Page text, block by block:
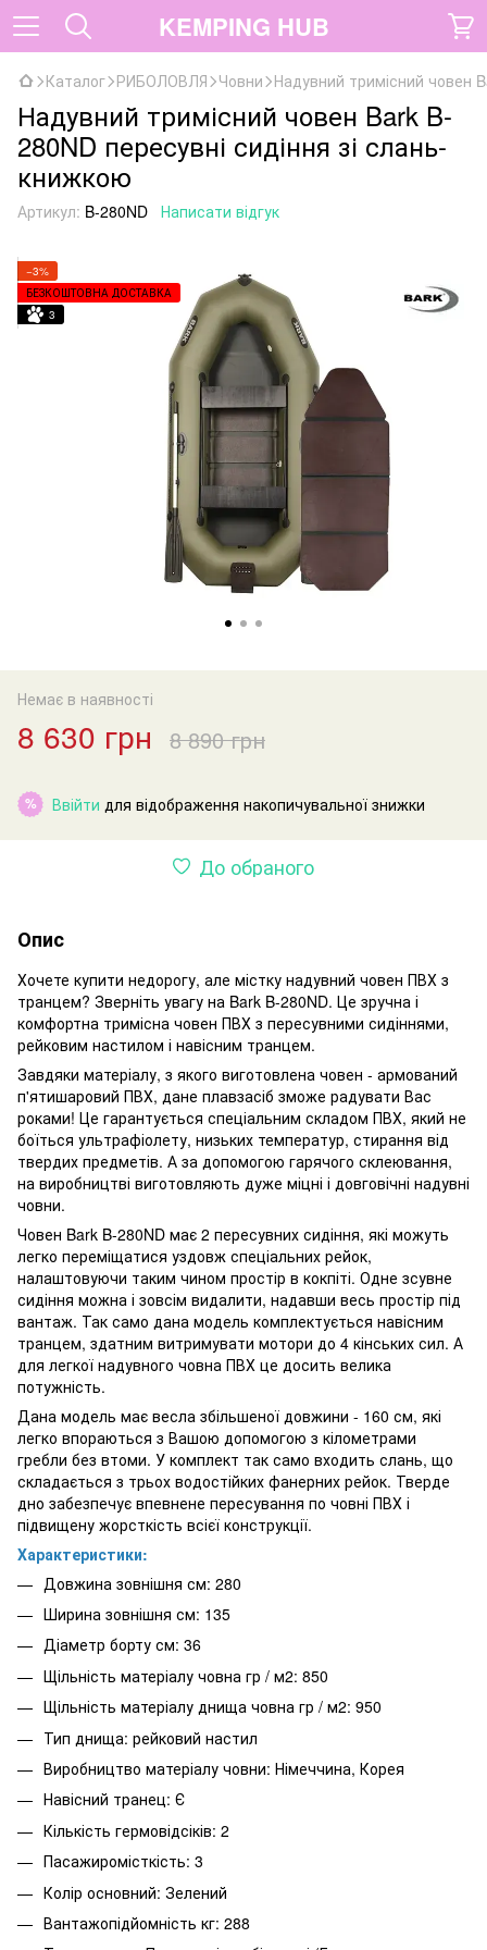
KEMPING HUB
Каталог РИБОЛОВЛЯ Човни Надувний тримісний човен
Надувний тримісний човен Bark B-
280ND пересувні сидіння зі слань-
книжкою
Артикул: B-280ND Написати відгук
−3%
БЕЗКОШТОВНА ДОСТАВКА
3
Немає в наявності
8 630 грн 8 890 грн
% Ввійти для відображення накопичувальної знижки
До обраного
Опис
Хочете купити недорогу, але містку надувний човен ПВХ з
транцем? Зверніть увагу на Bark B-280ND. Це зручна і
комфортна тримісна човен ПВХ з пересувними сидіннями,
рейковим настилом і навісним транцем.
Завдяки матеріалу, з якого виготовлена ​​човен - армований
п'ятишаровий ПВХ, дане плавзасіб зможе радувати Вас
роками! Це гарантується спеціальним складом ПВХ, який не
боїться ультрафіолету, низьких температур, стирання від
твердих предметів. А за допомогою гарячого склеювання,
на виробництві виготовляють дуже міцні і довговічні надувні
човни.
Човен Bark B-280ND має 2 пересувних сидіння, які можуть
легко переміщатися уздовж спеціальних рейок,
налаштовуючи таким чином простір в кокпіті. Одне зсувне
сидіння можна і зовсім видалити, надавши весь простір під
вантаж. Так само дана модель комплектується навісним
транцем, здатним витримувати мотори до 4 кінських сил. А
для легкої надувного човна ПВХ це досить велика
потужність.
Дана модель має весла збільшеної довжини - 160 см, які
легко впораються з Вашою допомогою з кілометрами
гребли без втоми. У комплект так само входить слань, що
складається з трьох водостійких фанерних рейок. Тверде
дно забезпечує впевнене пересування по човні ПВХ і
підвищену жорсткість всієї конструкції.
Характеристики:
Довжина зовнішня см: 280
Ширина зовнішня см: 135
Діаметр борту см: 36
Щільність матеріалу човна гр / м2: 850
Щільність матеріалу днища човна гр / м2: 950
Тип днища: рейковий настил
Виробництво матеріалу човни: Німеччина, Корея
Навісний транец: Є
Кількість гермовідсіків: 2
Пасажиромісткість: 3
Колір основний: Зелений
Вантажопідйомність кг: 288